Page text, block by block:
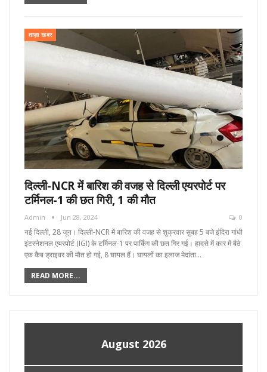
ताज़ा खबर
दिल्ली-NCR में बारिश की वजह से दिल्ली एयरपोर्ट पर
टर्मिनल-1 की छत ​​​​​​गिरी, 1 की मौत
Admin Jun 28, 2024 0
नई दिल्ली, 28 जून। दिल्ली-NCR में बारिश की वजह से शुक्रवार सुबह 5 बजे इंदिरा गांधी
इंटरनेशनल एयरपोर्ट (IGI) के टर्मिनल-1 पर पार्किंग की छत गिर गई। हादसे में कार में बैठे
एक कैब ड्राइवर की मौत हो गई, 8 घायल हैं। घायलों का इलाज मेदांता…
READ MORE...
August 2026